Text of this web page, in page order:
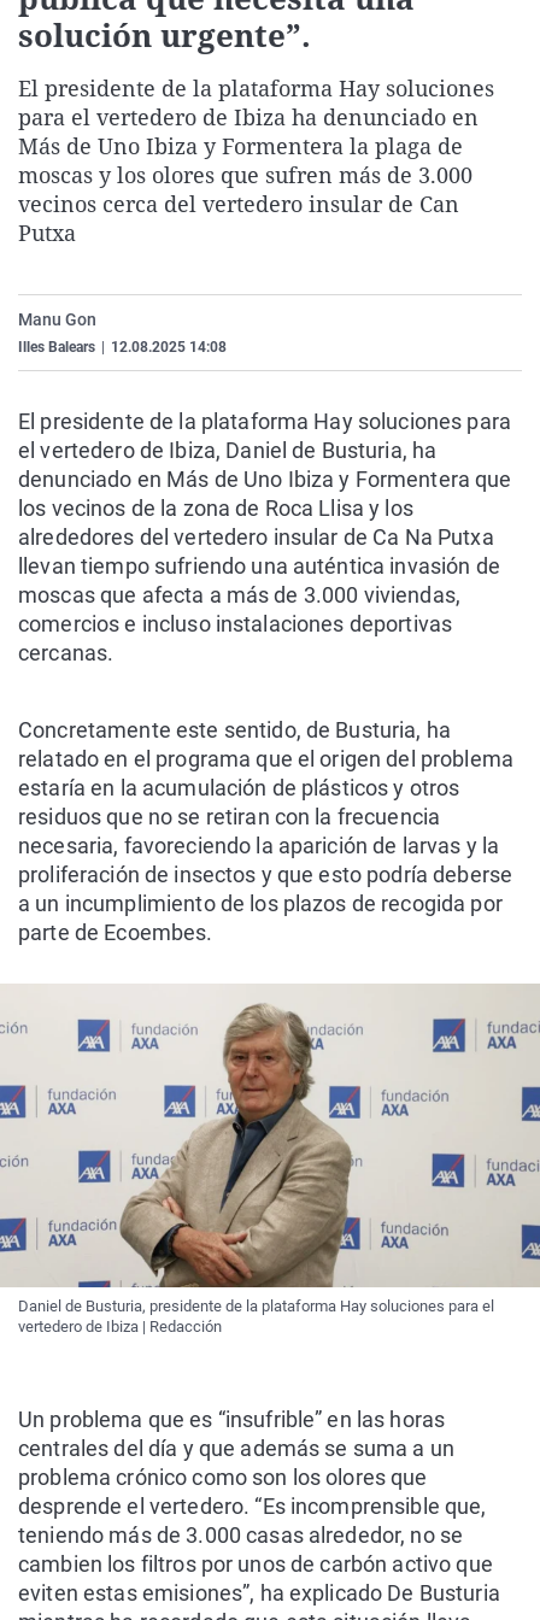
Como el perro y el
Equipo de
Operación Viuda
La Rioja
Navarra
País Vasco
Elecciones
solución urgente”.
El presidente de la plataforma Hay soluciones
para el vertedero de Ibiza ha denunciado en
Más de Uno Ibiza y Formentera la plaga de
moscas y los olores que sufren más de 3.000
vecinos cerca del vertedero insular de Can
Putxa
Manu Gon
Illes Balears 12.08.2025 14:08
El presidente de la plataforma Hay soluciones para
el vertedero de Ibiza, Daniel de Busturia, ha
denunciado en Más de Uno Ibiza y Formentera que
los vecinos de la zona de Roca Llisa y los
alrededores del vertedero insular de Ca Na Putxa
llevan tiempo sufriendo una auténtica invasión de
moscas que afecta a más de 3.000 viviendas,
comercios e incluso instalaciones deportivas
cercanas.
Concretamente este sentido, de Busturia, ha
relatado en el programa que el origen del problema
estaría en la acumulación de plásticos y otros
residuos que no se retiran con la frecuencia
necesaria, favoreciendo la aparición de larvas y la
proliferación de insectos y que esto podría deberse
a un incumplimiento de los plazos de recogida por
parte de Ecoembes.
Daniel de Busturia, presidente de la plataforma Hay soluciones para el
vertedero de Ibiza | Redacción
Un problema que es “insufrible” en las horas
centrales del día y que además se suma a un
problema crónico como son los olores que
desprende el vertedero. “Es incomprensible que,
teniendo más de 3.000 casas alrededor, no se
cambien los filtros por unos de carbón activo que
eviten estas emisiones”, ha explicado De Busturia